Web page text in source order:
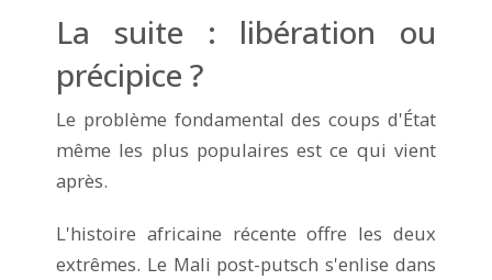
La suite : libération ou
précipice ?
Le problème fondamental des coups d'État
même les plus populaires est ce qui vient
après.
L'histoire africaine récente offre les deux
extrêmes. Le Mali post-putsch s'enlise dans